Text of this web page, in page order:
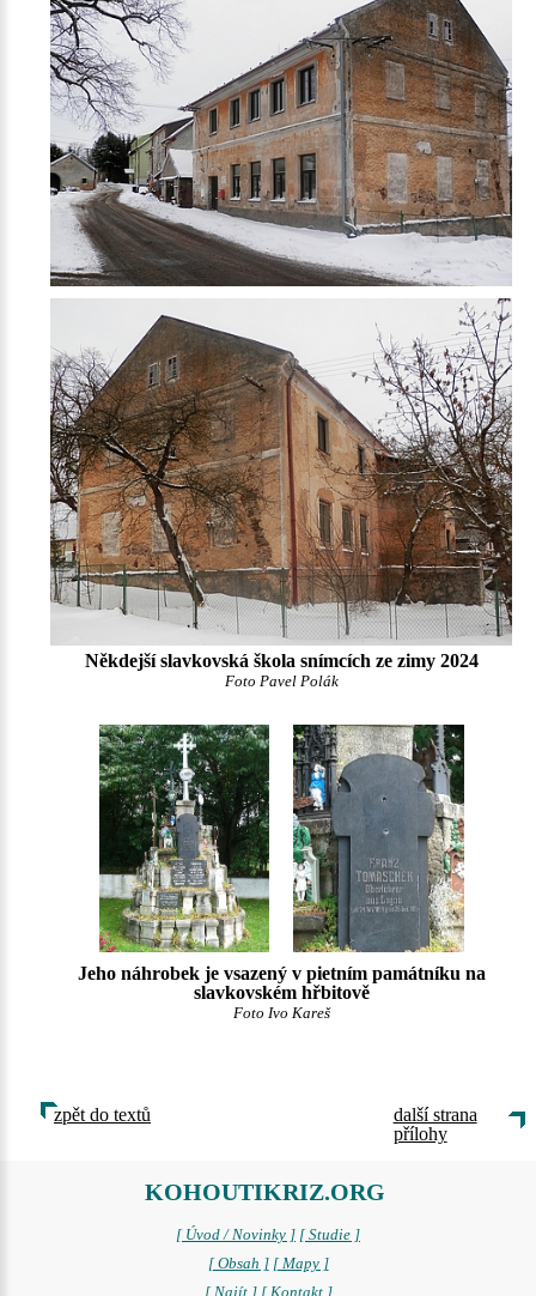
Někdejší slavkovská škola snímcích ze zimy 2024
Foto Pavel Polák
Jeho náhrobek je vsazený v pietním památníku na
slavkovském hřbitově
Foto Ivo Kareš
zpět do textů
další strana
přílohy
KOHOUTIKRIZ.ORG
[ Úvod / Novinky ] [ Studie ]
[ Obsah ] [ Mapy ]
[ Najít ] [ Kontakt ]